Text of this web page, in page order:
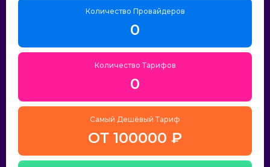
Количество Провайдеров
0
Количество Тарифов
0
Самый Дешёвый Тариф
ОТ 100000 ₽